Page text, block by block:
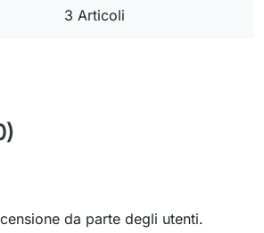
3 Articoli
da parte degli utenti.